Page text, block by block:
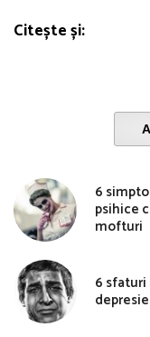
Citește și:
6
psihice
mofturi
6
depresie